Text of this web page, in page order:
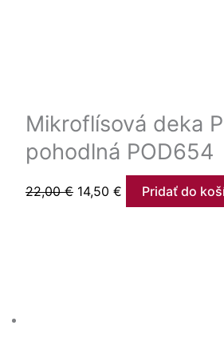
Mikroflísová deka
pohodlná POD654
22,00€ 14,50 € Pridať do